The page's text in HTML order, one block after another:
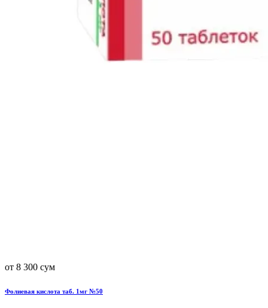
от 8 300 сум
Фолиевая кислота таб. 1мг №50